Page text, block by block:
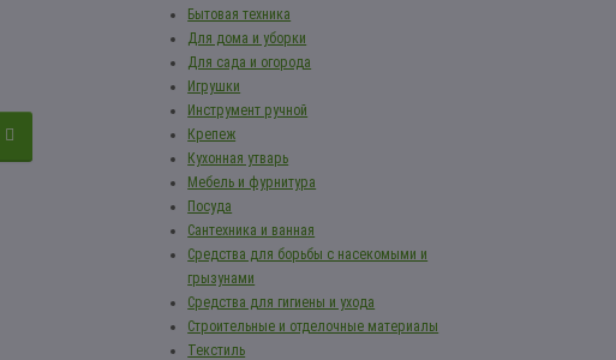
Бытовая техника
Для дома и уборки
Для сада и огорода
Игрушки
Инструмент ручной
Крепеж
Кухонная утварь
Мебель и фурнитура
Посуда
Сантехника и ванная
Средства для борьбы с насекомыми и
грызунами
Средства для гигиены и ухода
Строительные и отделочные материалы
Текстиль